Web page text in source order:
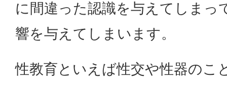
に間違った認識を与えてしまっ
響を与えてしまいます。
性教育といえば性交や性器のこ